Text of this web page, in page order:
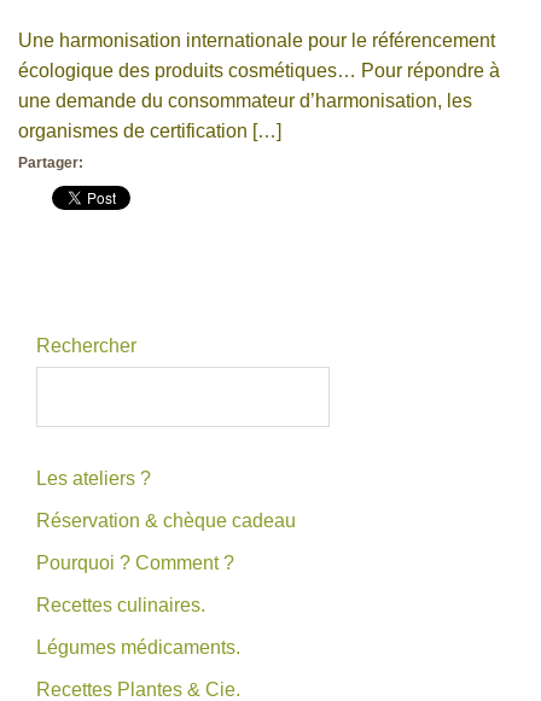
Une harmonisation internationale pour le référencement
écologique des produits cosmétiques… Pour répondre à
une demande du consommateur d’harmonisation, les
organismes de certification […]
Partager:
Rechercher
Les ateliers ?
Réservation & chèque cadeau
Pourquoi ? Comment ?
Recettes culinaires.
Légumes médicaments.
Recettes Plantes & Cie.